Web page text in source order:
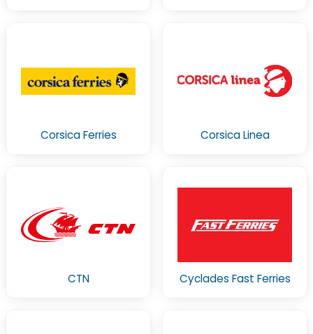
Corsica Ferries Corsica Linea
CTN Cyclades Fast Ferries